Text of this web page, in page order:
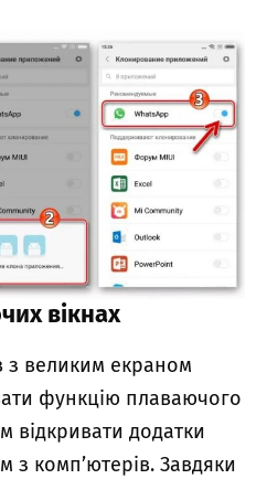
вікнах
з великим екраном
функцію плаваючого
відкривати додатки
з комп’ютерів. Завдяки